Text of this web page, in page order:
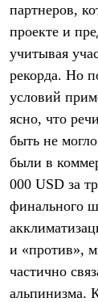
партнеров,
проекте и
учитывая
рекорда. Но
условий
ясно, что
быть не
были в
000 USD за
финального
и «против»,
частично
альпинизма.